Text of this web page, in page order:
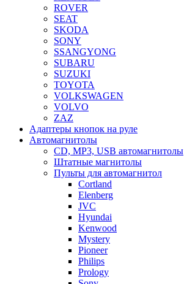
ROVER
SEAT
SKODA
SONY
SSANGYONG
SUBARU
SUZUKI
TOYOTA
VOLKSWAGEN
VOLVO
ZAZ
Адаптеры кнопок на руле
Автомагнитолы
CD, MP3, USB автомагнитолы
Штатные магнитолы
Пульты для автомагнитол
Cortland
Elenberg
JVC
Hyundai
Kenwood
Mystery
Pioneer
Philips
Prology